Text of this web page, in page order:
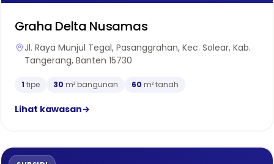
Graha Delta Nusamas
Jl. Raya Munjul Tegal, Pasanggrahan, Kec. Solear, Kab.
Tangerang, Banten 15730
1 tipe 30 m² bangunan 60 m² tanah
Lihat kawasan→